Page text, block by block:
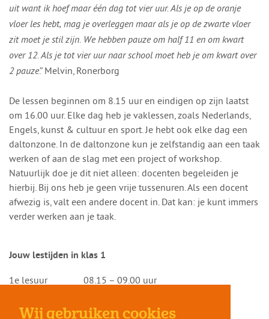
Wij gebruiken cookies
uit want ik hoef maar één dag tot vier uur. Als je op de oranje
vloer les hebt, mag je overleggen maar als je op de zwarte vloer
zit moet je stil zijn. We hebben pauze om half 11 en om kwart
over 12. Als je tot vier uur naar school moet heb je om kwart over
2 pauze.” Melvin, Ronerborg
De lessen beginnen om 8.15 uur en eindigen op zijn laatst
om 16.00 uur. Elke dag heb je vaklessen, zoals Nederlands,
Engels, kunst & cultuur en sport. Je hebt ook elke dag een
daltonzone. In de daltonzone kun je zelfstandig aan een taak
werken of aan de slag met een project of workshop.
Natuurlijk doe je dit niet alleen: docenten begeleiden je
hierbij. Bij ons heb je geen vrije tussenuren. Als een docent
afwezig is, valt een andere docent in. Dat kan: je kunt immers
verder werken aan je taak.
Jouw lestijden in klas 1
1e lesuur 08.15 – 09.00 uur
3e lesuur 09.45 – 10.30 uur